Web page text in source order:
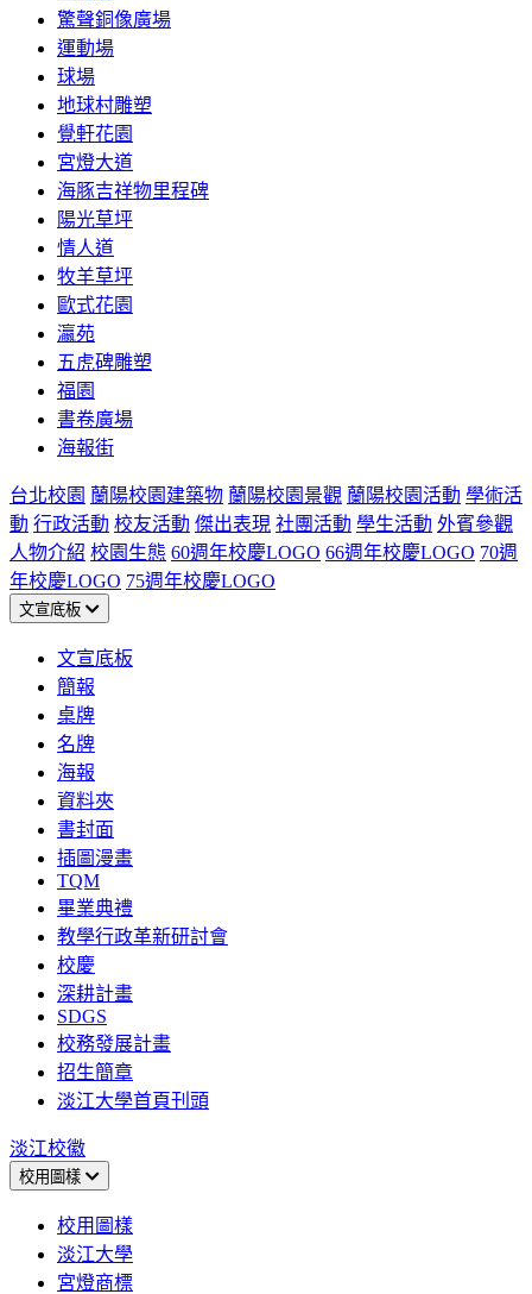
驚聲銅像廣場
運動場
球場
地球村雕塑
覺軒花園
宮燈大道
海豚吉祥物里程碑
陽光草坪
情人道
牧羊草坪
歐式花園
瀛苑
五虎碑雕塑
福園
書卷廣場
海報街
台北校園 蘭陽校園建築物 蘭陽校園景觀 蘭陽校園活動 學術活
動 行政活動 校友活動 傑出表現 社團活動 學生活動 外賓參觀
人物介紹 校園生態 60週年校慶LOGO 66週年校慶LOGO 70週
年校慶LOGO 75週年校慶LOGO
文宣底板
文宣底板
簡報
桌牌
名牌
海報
資料夾
書封面
插圖漫畫
TQM
畢業典禮
教學行政革新研討會
校慶
深耕計畫
SDGS
校務發展計畫
招生簡章
淡江大學首頁刊頭
淡江校徽
校用圖樣
校用圖樣
淡江大學
宮燈商標